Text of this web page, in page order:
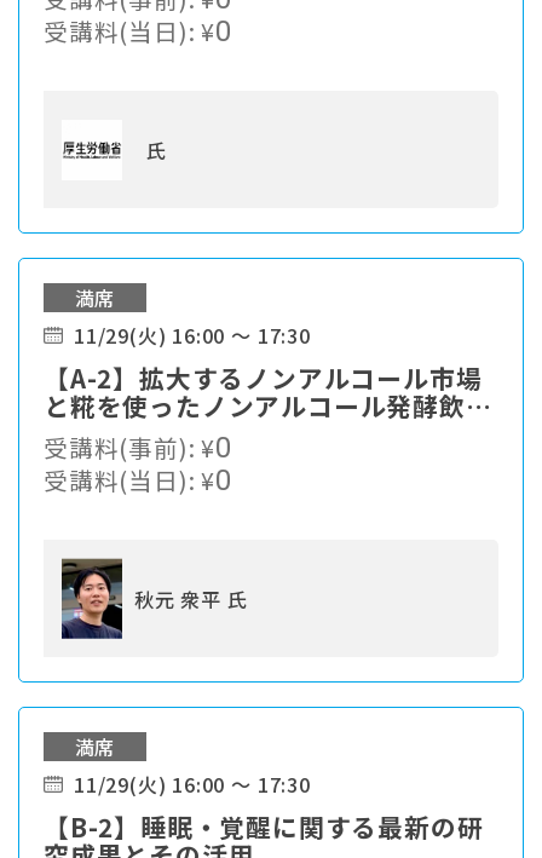
受講料(当日):¥0
氏
満席
11/29(火) 16:00 ～ 17:30
【A-2】拡大するノンアルコール市場
と糀を使ったノンアルコール発酵飲料
「コージドリンク」の可能性と開発秘
話
受講料(事前):¥0
受講料(当日):¥0
秋元 衆平 氏
満席
11/29(火) 16:00 ～ 17:30
【B-2】睡眠・覚醒に関する最新の研